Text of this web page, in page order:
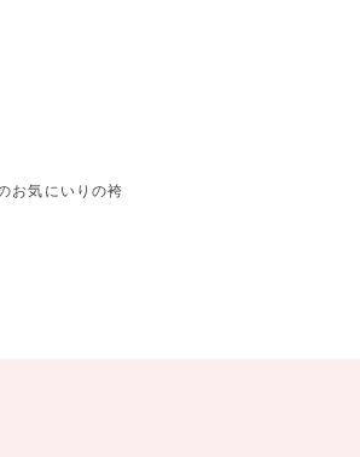
お気にいりの袴